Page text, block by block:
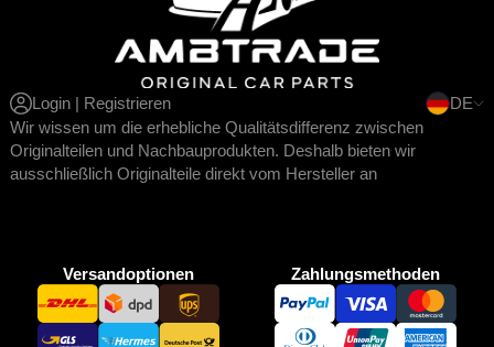
Login | Registrieren
DE
Wir wissen um die erhebliche Qualitätsdifferenz zwischen
Originalteilen und Nachbauprodukten. Deshalb bieten wir
ausschließlich Originalteile direkt vom Hersteller an
Versandoptionen Zahlungsmethoden